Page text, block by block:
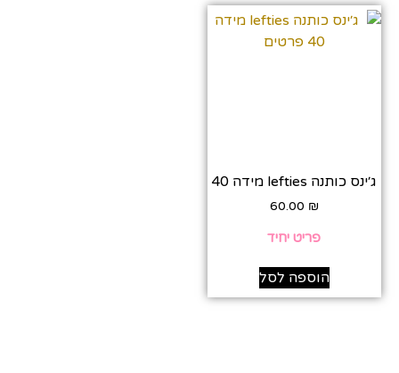
ג׳ינס כותנה lefties מידה 40
60.00 ₪
פריט יחיד
הוספה לסל